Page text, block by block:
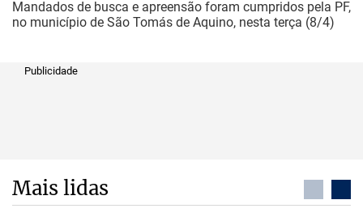
Mandados de busca e apreensão foram cumpridos pela PF,
no município de São Tomás de Aquino, nesta terça (8/4)
Publicidade
Mais lidas